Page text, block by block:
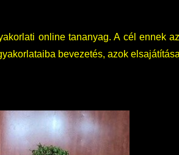
online tananyag. A cél ennek
bevezetés, azok